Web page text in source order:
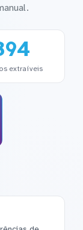
extraíveis